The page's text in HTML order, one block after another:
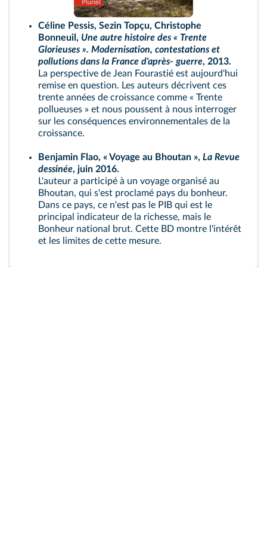
Céline Pessis, Sezin Topçu, Christophe
Bonneuil, Une autre histoire des « Trente
Glorieuses ». Modernisation, contestations et
pollutions dans la France d'après- guerre, 2013.
La perspective de Jean Fourastié est aujourd'hui
remise en question. Les auteurs décrivent ces
trente années de croissance comme « Trente
pollueuses » et nous poussent à nous interroger
sur les conséquences environnementales de la
croissance.
Benjamin Flao, « Voyage au Bhoutan », La Revue
dessinée, juin 2016.
L'auteur a participé à un voyage organisé au
Bhoutan, qui s'est proclamé pays du bonheur.
Dans ce pays, ce n'est pas le PIB qui est le
principal indicateur de la richesse, mais le
Bonheur national brut. Cette BD montre l'intérêt
et les limites de cette mesure.